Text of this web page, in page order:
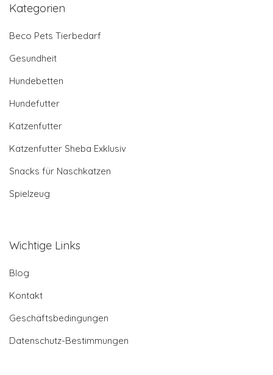
Kategorien
Beco Pets Tierbedarf
Gesundheit
Hundebetten
Hundefutter
Katzenfutter
Katzenfutter Sheba Exklusiv
Snacks für Naschkatzen
Spielzeug
Wichtige Links
Blog
Kontakt
Geschäftsbedingungen
Datenschutz-Bestimmungen